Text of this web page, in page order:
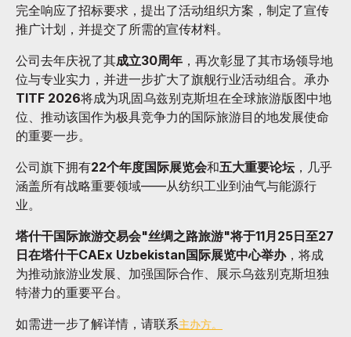
完全响应了招标要求，提出了活动组织方案，制定了宣传
推广计划，并提交了所需的宣传材料。
公司去年庆祝了其成立30周年 ，再次彰显了其市场领导地
位与专业实力，并进一步扩大了旗舰行业活动组合。承办
TITF 2026将成为巩固乌兹别克斯坦在全球旅游版图中地
位、推动该国作为极具竞争力的国际旅游目的地发展使命
的重要一步。
公司旗下拥有22个年度国际展览会和五大重要论坛，几乎
涵盖所有战略重要领域——从纺织工业到油气与能源行
业。
塔什干国际旅游交易会"丝绸之路旅游"将于11月25日至27
日在塔什干CAEx Uzbekistan国际展览中心举办，将成
为推动旅游业发展、加强国际合作、展示乌兹别克斯坦独
特潜力的重要平台。
如需进一步了解详情，请联系主办方。